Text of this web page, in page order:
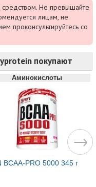
средством. Не превышайте
лицам, не
проконсультируйтесь со
покупают
Аминокислоты
BCAA-PRO 5000 345 г